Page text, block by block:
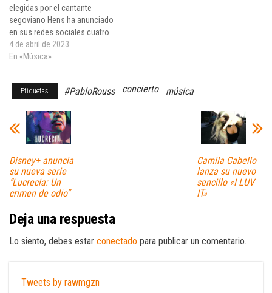
elegidas por el cantante
segoviano Hens ha anunciado
en sus redes sociales cuatro
eventos sorpresas en Madrid,
Barcelona, Valencia y Zaragoza
antes de su esperado disco
4 de abril de 2023
En «Música»
Etiquetas #PabloRouss concierto música
Disney+ anuncia
su nueva serie
“Lucrecia: Un
crimen de odio”
Camila Cabello
lanza su nuevo
sencillo «I LUV
IT»
Deja una respuesta
Lo siento, debes estar conectado para publicar un comentario.
Tweets by rawmgzn